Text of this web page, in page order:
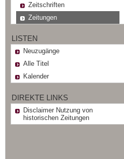
Zeitschriften
Zeitungen
LISTEN
Neuzugänge
Alle Titel
Kalender
DIREKTE LINKS
Disclaimer Nutzung von
historischen Zeitungen